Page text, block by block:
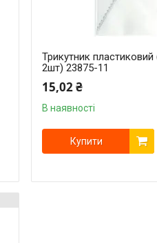
Трикутник
2шт) 23875-11
15,02 ₴
В наявності
Купити